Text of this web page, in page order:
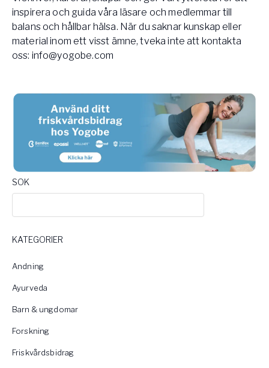
inspirera och guida våra läsare och medlemmar till
balans och hållbar hälsa. När du saknar kunskap eller
material inom ett visst ämne, tveka inte att kontakta
oss: info@yogobe.com
SOK
KATEGORIER
Andning
Ayurveda
Barn & ungdomar
Forskning
Friskvårdsbidrag